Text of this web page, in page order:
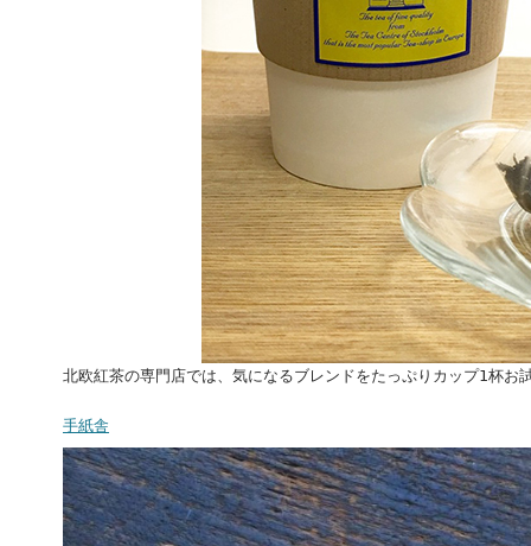
北欧紅茶の専門店では、気になるブレンドをたっぷりカップ1杯お
手紙舎